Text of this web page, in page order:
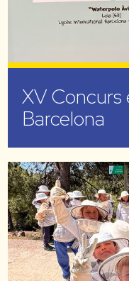
XV Concurs
Barcelona